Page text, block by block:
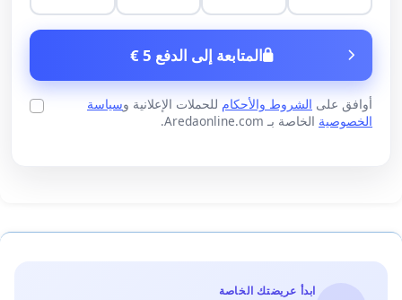
المتابعة إلى الدفع 5 €
أوافق على الشروط والأحكام للحملات الإعلانية وسياسة
الخصوصية الخاصة بـ Aredaonline.com.
ابدأ عريضتك الخاصة